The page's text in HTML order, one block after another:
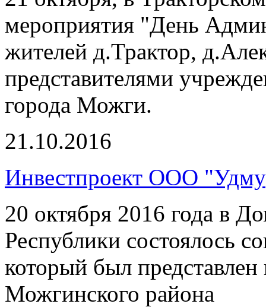
мероприятия "День
жителей д.Трактор,
представителями
города Можги.
21.10.2016
Инвестпроект ООО
20 октября 2016 года в
Республики состоялось
который был
Можгинского района